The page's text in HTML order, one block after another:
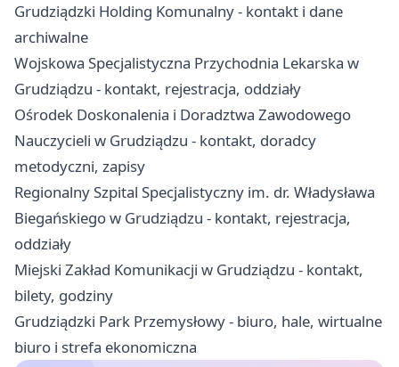
Grudziądzki Holding Komunalny - kontakt i dane
archiwalne
Wojskowa Specjalistyczna Przychodnia Lekarska w
Grudziądzu - kontakt, rejestracja, oddziały
Ośrodek Doskonalenia i Doradztwa Zawodowego
Nauczycieli w Grudziądzu - kontakt, doradcy
metodyczni, zapisy
Regionalny Szpital Specjalistyczny im. dr. Władysława
Biegańskiego w Grudziądzu - kontakt, rejestracja,
oddziały
Miejski Zakład Komunikacji w Grudziądzu - kontakt,
bilety, godziny
Grudziądzki Park Przemysłowy - biuro, hale, wirtualne
biuro i strefa ekonomiczna